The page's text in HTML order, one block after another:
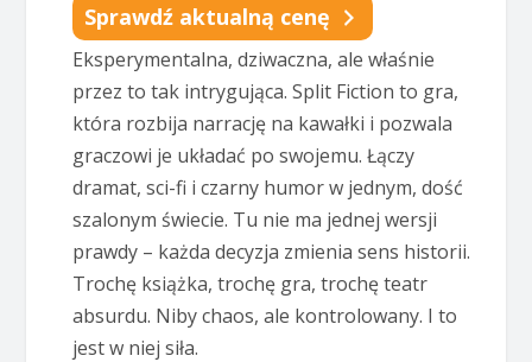
Sprawdź aktualną cenę
Eksperymentalna, dziwaczna, ale właśnie
przez to tak intrygująca. Split Fiction to gra,
która rozbija narrację na kawałki i pozwala
graczowi je układać po swojemu. Łączy
dramat, sci-fi i czarny humor w jednym, dość
szalonym świecie. Tu nie ma jednej wersji
prawdy – każda decyzja zmienia sens historii.
Trochę książka, trochę gra, trochę teatr
absurdu. Niby chaos, ale kontrolowany. I to
jest w niej siła.